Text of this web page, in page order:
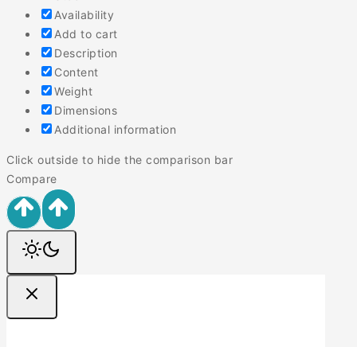
Availability
Add to cart
Description
Content
Weight
Dimensions
Additional information
Click outside to hide the comparison bar
Compare